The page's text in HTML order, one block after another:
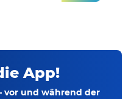
App!
vor und während der